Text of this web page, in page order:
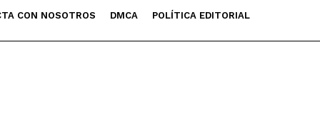
CON NOSOTROS DMCA POLÍTICA EDITORIAL